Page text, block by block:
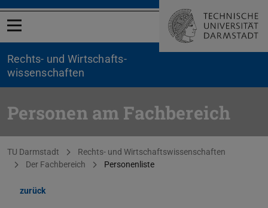
Menü öffnen
Rechts- und Wirtschafts­
wissenschaften
Personen am Fachbereich
Sie befinden sich hier:
TU Darmstadt
Rechts- und Wirtschaftswissenschaften
Der Fachbereich
Personenliste
zurück